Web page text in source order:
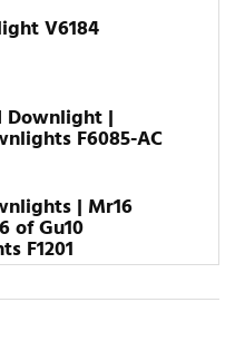
V6184
Downlight |
F6085-AC
| Mr16
of Gu10
F1201